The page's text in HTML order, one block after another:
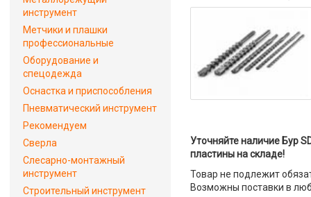
Уточняйте наличие Бур
пластины на складе!
Товар не подлежит
Возможны поставки в
инструмент
Метчики и плашки
профессиональные
Оборудование и
спецодежда
Оснастка и приспособления
Пневматический инструмент
Рекомендуем
Сверла
Слесарно-монтажный
инструмент
Строительный инструмент